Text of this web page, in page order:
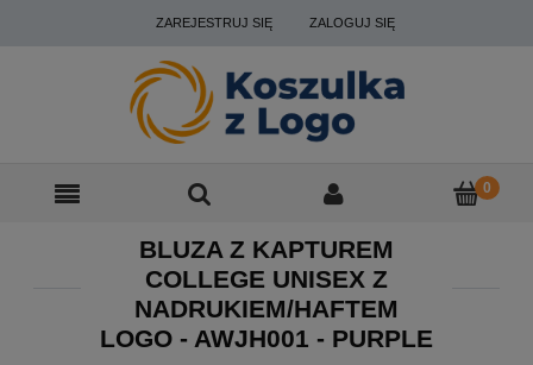
ZAREJESTRUJ SIĘ ZALOGUJ SIĘ
BLUZA Z KAPTUREM
COLLEGE UNISEX Z
NADRUKIEM/HAFTEM
LOGO - AWJH001 - PURPLE